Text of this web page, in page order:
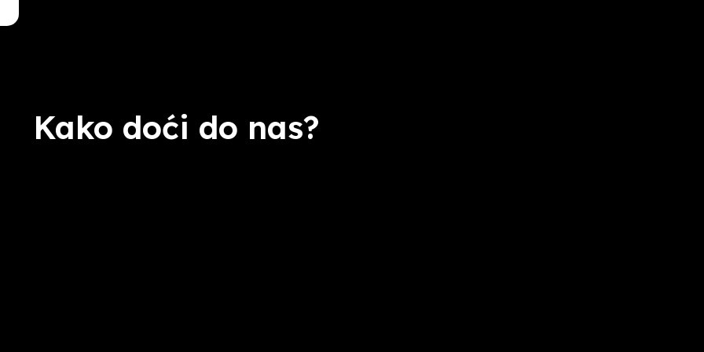
Kako doći do nas?